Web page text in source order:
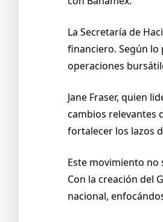
La Secretaría de
financiero. Según lo
operaciones
Jane Fraser, quien
cambios relevantes
fortalecer los lazos
Este movimiento
Con la creación del
nacional,